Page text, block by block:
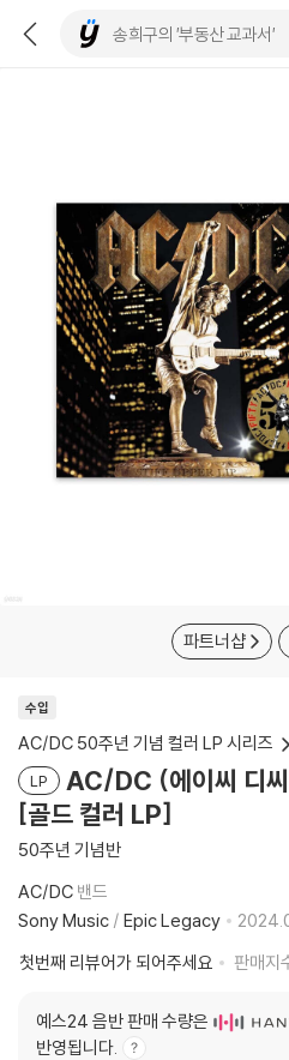
파트너샵
수입
AC/DC 50주년 기념 컬러 LP 시리즈
LP
AC/DC (에이씨
[골드 컬러 LP]
50주년 기념반
AC/DC 밴드
Sony Music / Epic Legacy
첫번째 리뷰어가 되어주세요
판매지
예스24 음반 판매 수량은
반영됩니다.